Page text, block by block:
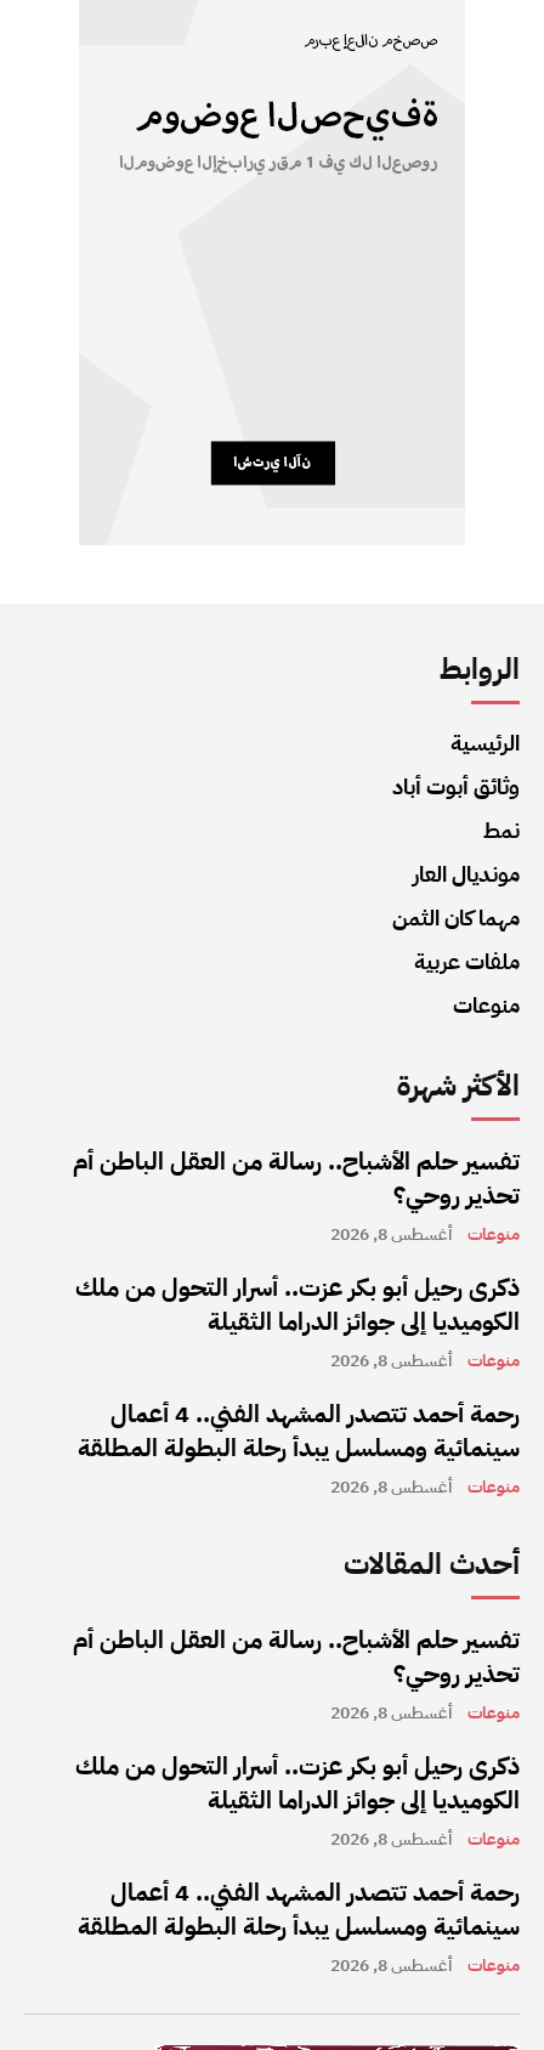
الروابط
الرئيسية
وثائق أبوت أباد
نمط
مونديال العار
مهما كان الثمن
ملفات عربية
منوعات
الأكثر شهرة
تفسير حلم الأشباح.. رسالة من العقل الباطن أم
تحذير روحي؟
منوعات أغسطس 8, 2026
ذكرى رحيل أبو بكر عزت.. أسرار التحول من ملك
الكوميديا إلى جوائز الدراما الثقيلة
منوعات أغسطس 8, 2026
رحمة أحمد تتصدر المشهد الفني.. 4 أعمال
سينمائية ومسلسل يبدأ رحلة البطولة المطلقة
منوعات أغسطس 8, 2026
أحدث المقالات
تفسير حلم الأشباح.. رسالة من العقل الباطن أم
تحذير روحي؟
منوعات أغسطس 8, 2026
ذكرى رحيل أبو بكر عزت.. أسرار التحول من ملك
الكوميديا إلى جوائز الدراما الثقيلة
منوعات أغسطس 8, 2026
رحمة أحمد تتصدر المشهد الفني.. 4 أعمال
سينمائية ومسلسل يبدأ رحلة البطولة المطلقة
منوعات أغسطس 8, 2026